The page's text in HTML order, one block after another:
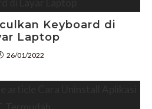
Keyboard di
Laptop
26/01/2022